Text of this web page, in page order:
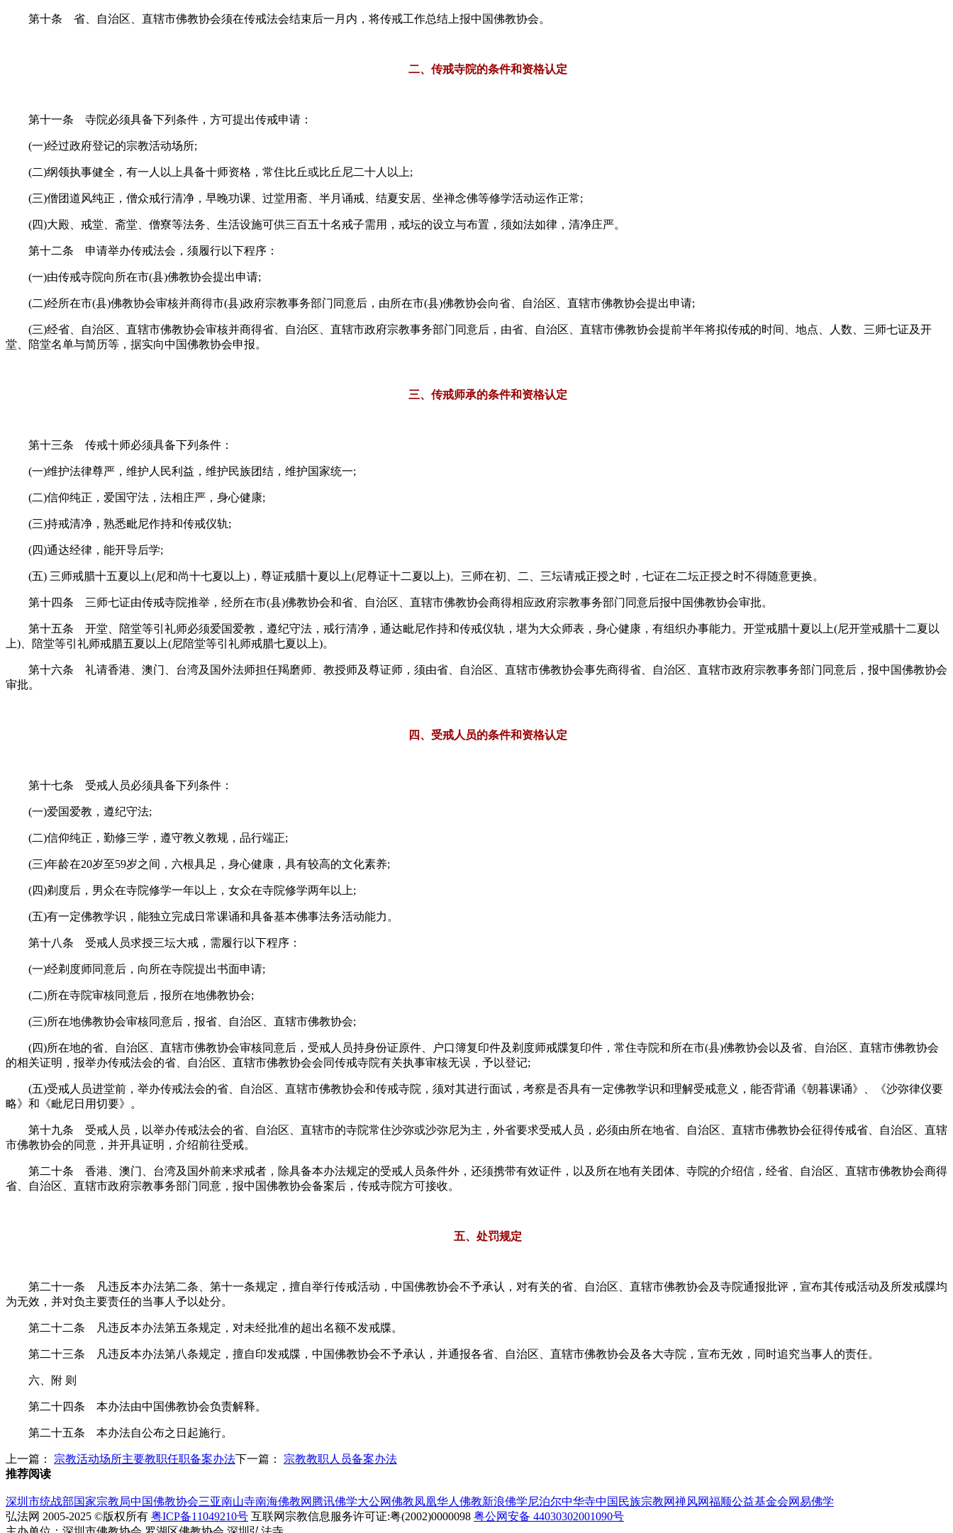
第十条 省、自治区、直辖市佛教协会须在传戒法会结束后一月内，将传戒工作总结上报中国佛教协会。
二、传戒寺院的条件和资格认定
第十一条 寺院必须具备下列条件，方可提出传戒申请：
(一)经过政府登记的宗教活动场所;
(二)纲领执事健全，有一人以上具备十师资格，常住比丘或比丘尼二十人以上;
(三)僧团道风纯正，僧众戒行清净，早晚功课、过堂用斋、半月诵戒、结夏安居、坐禅念佛等修学活动运作正常;
(四)大殿、戒堂、斋堂、僧寮等法务、生活设施可供三百五十名戒子需用，戒坛的设立与布置，须如法如律，清净庄严。
第十二条 申请举办传戒法会，须履行以下程序：
(一)由传戒寺院向所在市(县)佛教协会提出申请;
(二)经所在市(县)佛教协会审核并商得市(县)政府宗教事务部门同意后，由所在市(县)佛教协会向省、自治区、直辖市佛教协会提出申请;
(三)经省、自治区、直辖市佛教协会审核并商得省、自治区、直辖市政府宗教事务部门同意后，由省、自治区、直辖市佛教协会提前半年将拟传戒的时间、地点、人数、三师七证及开
堂、陪堂名单与简历等，据实向中国佛教协会申报。
三、传戒师承的条件和资格认定
第十三条 传戒十师必须具备下列条件：
(一)维护法律尊严，维护人民利益，维护民族团结，维护国家统一;
(二)信仰纯正，爱国守法，法相庄严，身心健康;
(三)持戒清净，熟悉毗尼作持和传戒仪轨;
(四)通达经律，能开导后学;
(五) 三师戒腊十五夏以上(尼和尚十七夏以上)，尊证戒腊十夏以上(尼尊证十二夏以上)。三师在初、二、三坛请戒正授之时，七证在二坛正授之时不得随意更换。
第十四条 三师七证由传戒寺院推举，经所在市(县)佛教协会和省、自治区、直辖市佛教协会商得相应政府宗教事务部门同意后报中国佛教协会审批。
第十五条 开堂、陪堂等引礼师必须爱国爱教，遵纪守法，戒行清净，通达毗尼作持和传戒仪轨，堪为大众师表，身心健康，有组织办事能力。开堂戒腊十夏以上(尼开堂戒腊十二夏以
上)、陪堂等引礼师戒腊五夏以上(尼陪堂等引礼师戒腊七夏以上)。
第十六条 礼请香港、澳门、台湾及国外法师担任羯磨师、教授师及尊证师，须由省、自治区、直辖市佛教协会事先商得省、自治区、直辖市政府宗教事务部门同意后，报中国佛教协会
审批。
四、受戒人员的条件和资格认定
第十七条 受戒人员必须具备下列条件：
(一)爱国爱教，遵纪守法;
(二)信仰纯正，勤修三学，遵守教义教规，品行端正;
(三)年龄在20岁至59岁之间，六根具足，身心健康，具有较高的文化素养;
(四)剃度后，男众在寺院修学一年以上，女众在寺院修学两年以上;
(五)有一定佛教学识，能独立完成日常课诵和具备基本佛事法务活动能力。
第十八条 受戒人员求授三坛大戒，需履行以下程序：
(一)经剃度师同意后，向所在寺院提出书面申请;
(二)所在寺院审核同意后，报所在地佛教协会;
(三)所在地佛教协会审核同意后，报省、自治区、直辖市佛教协会;
(四)所在地的省、自治区、直辖市佛教协会审核同意后，受戒人员持身份证原件、户口簿复印件及剃度师戒牒复印件，常住寺院和所在市(县)佛教协会以及省、自治区、直辖市佛教协会
的相关证明，报举办传戒法会的省、自治区、直辖市佛教协会会同传戒寺院有关执事审核无误，予以登记;
(五)受戒人员进堂前，举办传戒法会的省、自治区、直辖市佛教协会和传戒寺院，须对其进行面试，考察是否具有一定佛教学识和理解受戒意义，能否背诵《朝暮课诵》、《沙弥律仪要
略》和《毗尼日用切要》。
第十九条 受戒人员，以举办传戒法会的省、自治区、直辖市的寺院常住沙弥或沙弥尼为主，外省要求受戒人员，必须由所在地省、自治区、直辖市佛教协会征得传戒省、自治区、直辖
市佛教协会的同意，并开具证明，介绍前往受戒。
第二十条 香港、澳门、台湾及国外前来求戒者，除具备本办法规定的受戒人员条件外，还须携带有效证件，以及所在地有关团体、寺院的介绍信，经省、自治区、直辖市佛教协会商得
省、自治区、直辖市政府宗教事务部门同意，报中国佛教协会备案后，传戒寺院方可接收。
五、处罚规定
第二十一条 凡违反本办法第二条、第十一条规定，擅自举行传戒活动，中国佛教协会不予承认，对有关的省、自治区、直辖市佛教协会及寺院通报批评，宣布其传戒活动及所发戒牒均
为无效，并对负主要责任的当事人予以处分。
第二十二条 凡违反本办法第五条规定，对未经批准的超出名额不发戒牒。
第二十三条 凡违反本办法第八条规定，擅自印发戒牒，中国佛教协会不予承认，并通报各省、自治区、直辖市佛教协会及各大寺院，宣布无效，同时追究当事人的责任。
六、附 则
第二十四条 本办法由中国佛教协会负责解释。
第二十五条 本办法自公布之日起施行。
上一篇： 宗教活动场所主要教职任职备案办法下一篇： 宗教教职人员备案办法
推荐阅读
深圳市统战部国家宗教局中国佛教协会三亚南山寺南海佛教网 腾讯佛学大公网佛教凤凰华人佛教新浪佛学尼泊尔中华寺中国民族宗教网禅风网福顺公益基金会网易佛学
弘法网 2005-2025 ©版权所有 粤ICP备11049210号 互联网宗教信息服务许可证:粤(2002)0000098 粤公网安备 44030302001090号